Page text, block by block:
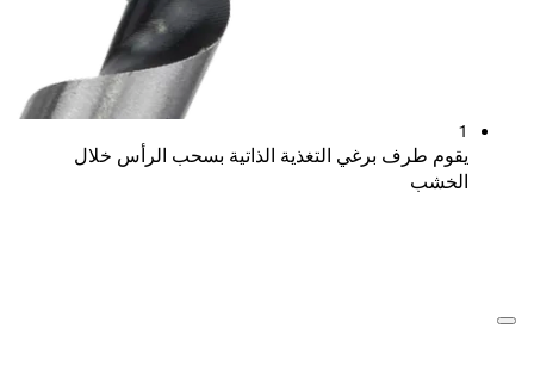
التغذية الذاتية بسحب الرأس خلال